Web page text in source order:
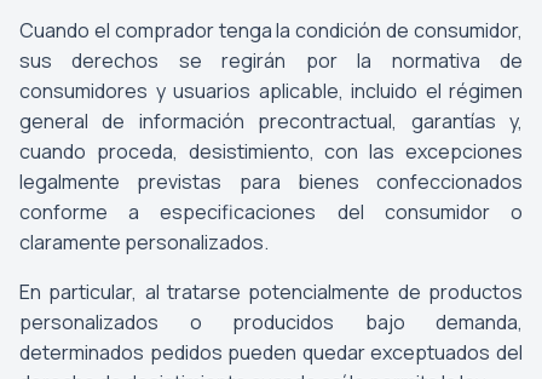
Cuando el comprador tenga la condición de consumidor,
sus derechos se regirán por la normativa de
consumidores y usuarios aplicable, incluido el régimen
general de información precontractual, garantías y,
cuando proceda, desistimiento, con las excepciones
legalmente previstas para bienes confeccionados
conforme a especificaciones del consumidor o
claramente personalizados.
En particular, al tratarse potencialmente de productos
personalizados o producidos bajo demanda,
determinados pedidos pueden quedar exceptuados del